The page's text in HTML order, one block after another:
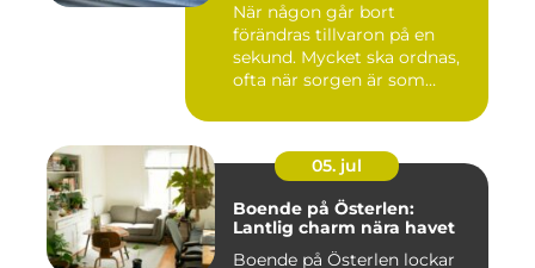
När någon går bort
förändras tillvaron på en
sekund. Mycket ska ordnas,
ofta när sorgen är som
05. jul
Boende på Österlen:
Lantlig charm nära havet
Boende på Österlen lockar